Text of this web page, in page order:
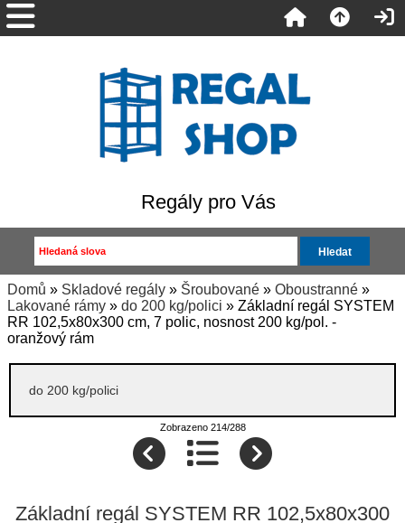
Regály pro Vás
Domů » Skladové regály » Šroubované » Oboustranné »
Lakované rámy » do 200 kg/polici » Základní regál SYSTEM
RR 102,5x80x300 cm, 7 polic, nosnost 200 kg/pol. -
oranžový rám
do 200 kg/polici
Zobrazeno 214/288
Základní regál SYSTEM RR 102,5x80x300